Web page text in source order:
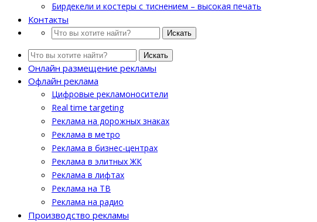
Бирдекели и костеры с тиснением – высокая печать
Контакты
Искать
Искать
Онлайн размещение рекламы
Офлайн реклама
Цифровые рекламоносители
Real time targeting
Реклама на дорожных знаках
Реклама в метро
Реклама в бизнес-центрах
Реклама в элитных ЖК
Реклама в лифтах
Реклама на ТВ
Реклама на радио
Производство рекламы